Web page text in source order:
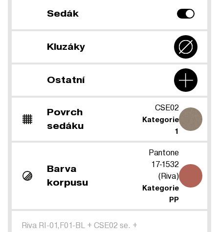
Sedák
Kluzáky
Ostatní
Povrch
sedáku
CSE02
Kategorie
1
Barva
korpusu
Pantone
17-1532
(Riva)
Kategorie
PP
Riva RI-01,F01-BL + CSE02 se. +